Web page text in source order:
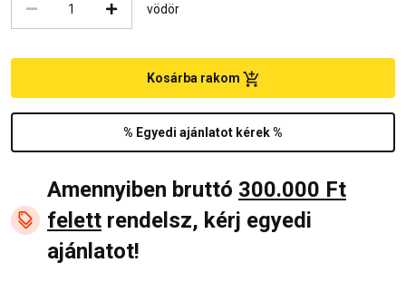
vödör
% Egyedi ajánlatot kérek %
Kosárba rakom
Amennyiben bruttó 300.000 Ft
felett rendelsz, kérj egyedi
ajánlatot!